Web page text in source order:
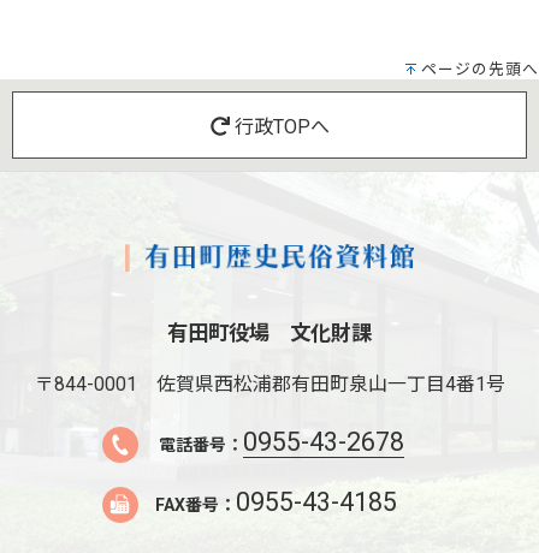
ページの先頭へ
行政TOPへ
有田町役場 文化財課
〒844-0001 佐賀県西松浦郡有田町泉山一丁目4番1号
電話番号： 0955-43-2678
FAX番号： 0955-43-4185